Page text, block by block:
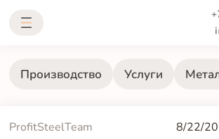
Производство Услуги
ProfitSteelTeam 8/22/